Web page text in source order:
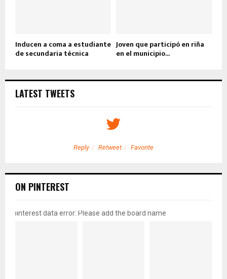
Inducen a coma a estudiante
de secundaria técnica
Joven que participó en riña
en el municipio...
LATEST TWEETS
Reply Retweet Favorite
ON PINTEREST
pinterest data error: Please add the board name